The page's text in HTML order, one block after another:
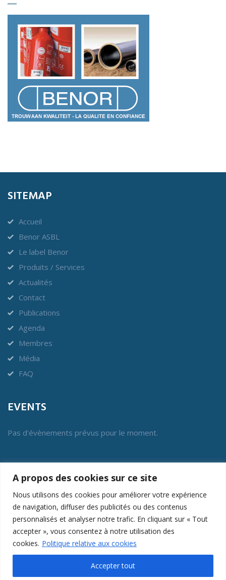
A propos des cookies sur ce site
Nous utilisons des cookies pour améliorer votre expérience
de navigation, diffuser des publicités ou des contenus
personnalisés et analyser notre trafic. En cliquant sur « Tout
accepter », vous consentez à notre utilisation des
cookies. Politique relative aux cookies
Accepter tout
SITEMAP
Accueil
Benor ASBL
Le label Benor
Produits / Services
Actualités
Contact
Publications
Agenda
Membres
Média
FAQ
EVENTS
Pas d'évènements prévus pour le moment.
BENOR
L’asbl Benor a été constituée en 2012 pour gérer ce label
collectif de conformité et pour protéger son intérêt général.
LOGIN MEMBERS